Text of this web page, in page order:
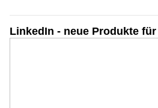
LinkedIn - neue Produkte